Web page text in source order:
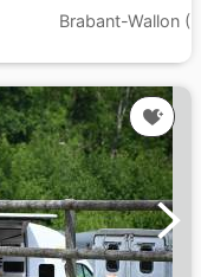
Brabant-Wallon